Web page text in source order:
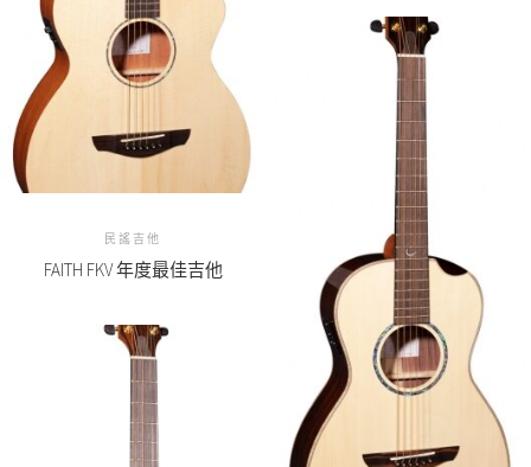
民謠吉他
FAITH FKV 年度最佳吉他